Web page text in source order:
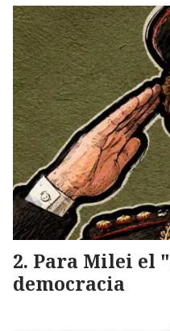
Para Milei el
democracia